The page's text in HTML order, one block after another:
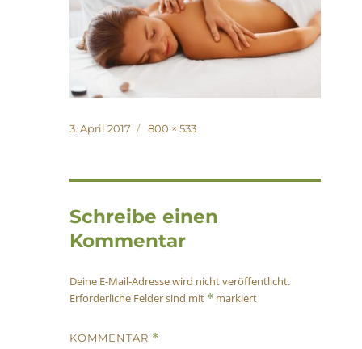
Veröffentlicht
3. April 2017 Originalgröße
800 × 533
Schreibe einen
Kommentar
Deine E-Mail-Adresse wird nicht veröffentlicht.
Erforderliche Felder sind mit * markiert
KOMMENTAR *